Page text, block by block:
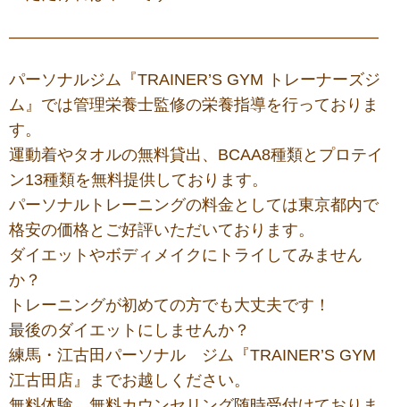
———————————————————————
パーソナルジム『TRAINER’S GYM トレーナーズジ
ム』では管理栄養士監修の栄養指導を行っておりま
す。
運動着やタオルの無料貸出、BCAA8種類とプロテイ
ン13種類を無料提供しております。
パーソナルトレーニングの料金としては東京都内で
格安の価格とご好評いただいております。
ダイエットやボディメイクにトライしてみません
か？
トレーニングが初めての方でも大丈夫です！
最後のダイエットにしませんか？
練馬・江古田パーソナル ジム『TRAINER’S GYM
江古田店』までお越しください。